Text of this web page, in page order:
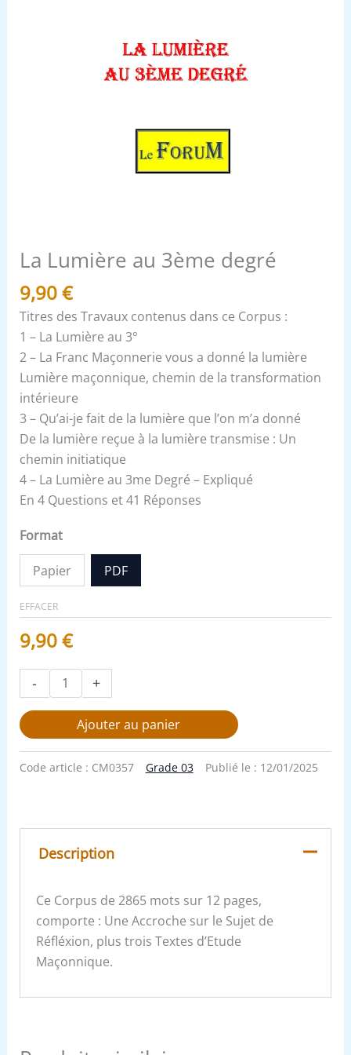
La Lumière au 3ème degré
9,90€
Titres des Travaux contenus dans ce Corpus :
1 – La Lumière au 3°
2 – La Franc Maçonnerie vous a donné la lumière
Lumière maçonnique, chemin de la transformation
intérieure
3 – Qu’ai-je fait de la lumière que l’on m’a donné
De la lumière reçue à la lumière transmise : Un
chemin initiatique
4 – La Lumière au 3me Degré – Expliqué
En 4 Questions et 41 Réponses
Format
Papier PDF
EFFACER
9,90€
- +
Ajouter au panier
Code article : CM0357 Grade 03 Publié le : 12/01/2025
Description
Ce Corpus de 2865 mots sur 12 pages,
comporte : Une Accroche sur le Sujet de
Réfléxion, plus trois Textes d’Etude
Maçonnique.